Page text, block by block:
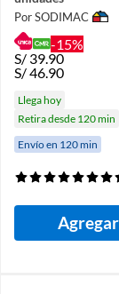
Por SODIMAC
-15%
S/ 39.90
S/46.90
Llega hoy
Retira desde 120 min
Envío en 120 min
Agregar